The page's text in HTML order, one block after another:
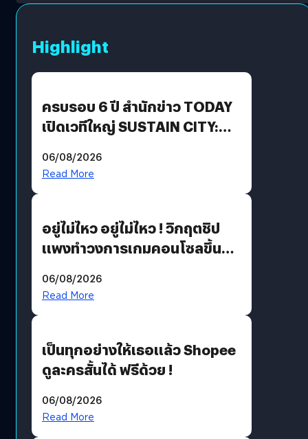
Highlight
ครบรอบ 6 ปี สำนักข่าว TODAY
เปิดเวทีใหญ่ SUSTAIN CITY:
แนวทางปรับตัวสู่เศรษฐกิจสี
06/08/2026
Read More
อยู่ไม่ไหว อยู่ไม่ไหว ! วิกฤตชิป
แพงทำวงการเกมคอนโซลขึ้น
?
06/08/2026
Read More
เป็นทุกอย่างให้เธอแล้ว Shopee
ดูละครสั้นได้ ฟรีด้วย !
06/08/2026
Read More